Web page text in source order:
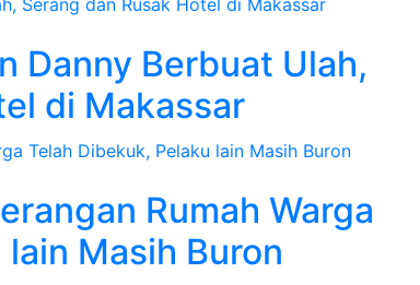
Danny Berbuat Ulah,
di Makassar
Rumah Warga
Masih Buron